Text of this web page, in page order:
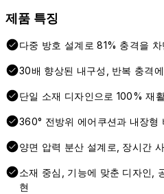
제품 특징
다중 방호 설계로 81% 충격을
30배 향상된 내구성, 반복 충격
단일 소재 디자인으로 100% 재
360° 전방위 에어쿠션과 내장형
양면 압력 분산 설계로, 장시간
소재 중심, 기능에 맞춘 디자인,
현